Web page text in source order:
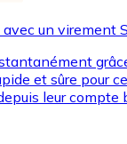
un virement
et sûre pour
leur compte